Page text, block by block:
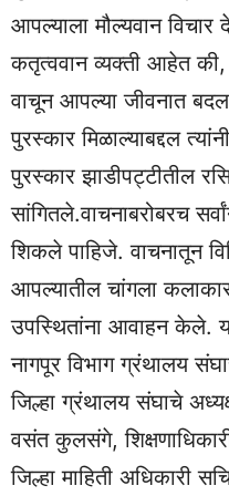
आपल्याला मौल्यवान
कतृत्ववान व्यक्ती आहेत की,
वाचून आपल्या जीवनात
पुरस्कार मिळाल्याबद्दल
पुरस्कार झाडीपट्टीतील
सांगितले.वाचनाबरोबरच
शिकले पाहिजे. वाचनातून
आपल्यातील चांगला
उपस्थितांना आवाहन केले.
नागपूर विभाग ग्रंथालय
जिल्हा ग्रंथालय संघाचे
वसंत कुलसंगे,
जिल्हा माहिती अधिकारी